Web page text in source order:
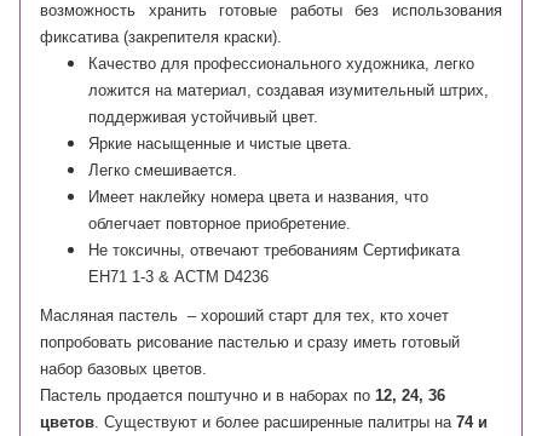
возможность хранить готовые работы без использования
фиксатива (закрепителя краски).
Качество для профессионального художника, легко
ложится на материал, создавая изумительный штрих,
поддерживая устойчивый цвет.
Яркие насыщенные и чистые цвета.
Легко смешивается.
Имеет наклейку номера цвета и названия, что
облегчает повторное приобретение.
Не токсичны, отвечают требованиям Сертификата
ЕН71 1-3 & АСТМ D4236
Масляная пастель – хороший старт для тех, кто хочет
попробовать рисование пастелью и сразу иметь готовый
набор базовых цветов.
Пастель продается поштучно и в наборах по 12, 24, 36
цветов. Существуют и более расширенные палитры на 74 и